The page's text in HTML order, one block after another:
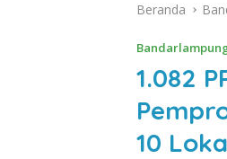
Beranda
1.082
10